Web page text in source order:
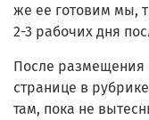
же ее готовим мы,
2-3 рабочих дня
После размещения
странице в
там, пока не